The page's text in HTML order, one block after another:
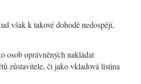
však k takové dohodě nedospějí,
osob oprávněných nakládat
zůstavitele, či jako vkladová listina